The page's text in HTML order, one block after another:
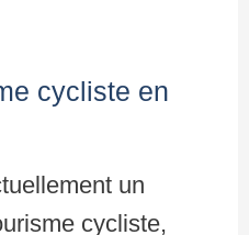
cycliste en
un
cycliste,